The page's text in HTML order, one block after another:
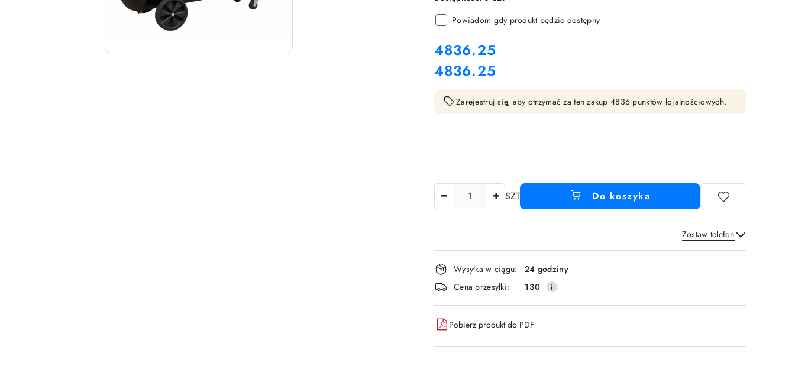
Powiadom gdy produkt będzie dostępny
cena:
4836.25
Cena:
4836.25
Zarejestruj się, aby otrzymać za ten zakup 4836 punktów lojalnościowych.
SZT Do koszyka
Zostaw telefon
Wyślij
Dostępność
i
dostawa
Wysyłka w ciągu:
24 godziny
Cena przesyłki:
130
Pobierz produkt do PDF